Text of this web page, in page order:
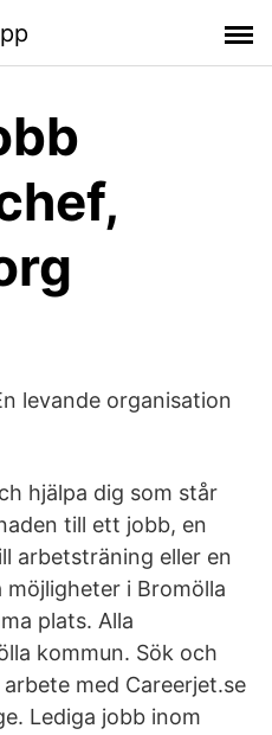
levande organisation
hjälpa dig som står
till ett jobb, en
arbetsträning eller en
möjligheter i Bromölla
plats. Alla
kommun. Sök och
med Careerjet.se
Lediga jobb inom